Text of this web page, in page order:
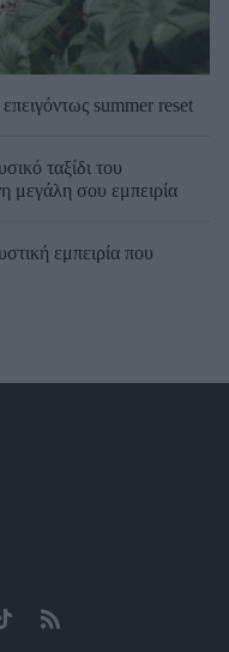
επειγόντως summer reset
ταξίδι του
μεγάλη σου εμπειρία
εμπειρία που